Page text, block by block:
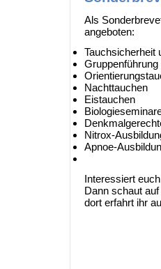
Als
angeboten:
Tauchsicherheit
Gruppenführung
Nachttauchen
Eistauchen
Nitrox-
Apnoe-
Interessiert
Dann schaut
dort erfahrt ihr